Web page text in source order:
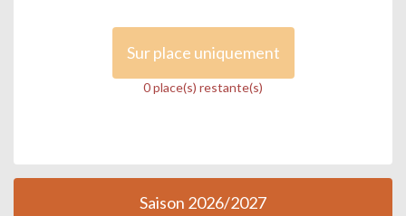
Sur place uniquement
0 place(s) restante(s)
Saison 2026/2027